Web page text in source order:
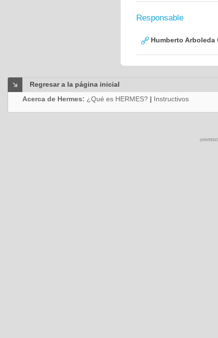
Responsable
Humberto Arboleda
Regresar a la página inicial
Acerca de Hermes: ¿Qué es HERMES? | Instructivos